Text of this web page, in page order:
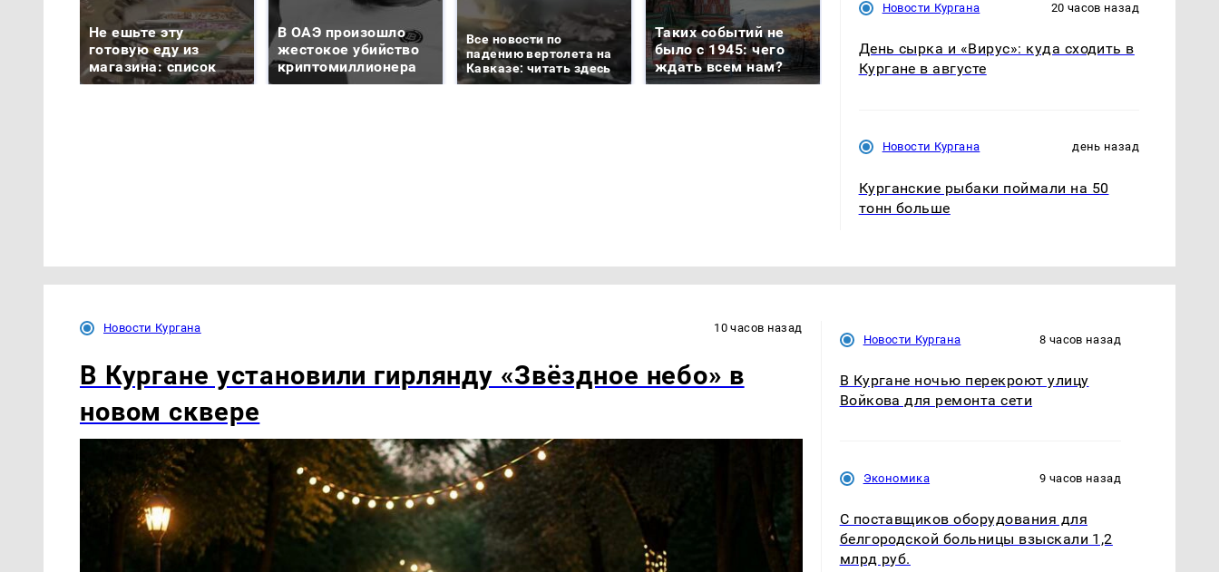
Не ешьте эту
готовую еду из
магазина: список
В ОАЭ произошло
жестокое убийство
криптомиллионера
Все новости по
падению вертолета на
Кавказе: читать здесь
Таких событий не
было с 1945: чего
ждать всем нам?
ажиотаж из-за этого
продукта: что купить?
СМИ: В Химках на
машину напали и
Новости Кургана 20 часов назад
День сырка и «Вирус»: куда сходить в
Кургане в августе
Новости Кургана день назад
Курганские рыбаки поймали на 50
тонн больше
Новости Кургана 10 часов назад
В Кургане установили гирлянду «Звёздное небо» в
новом сквере
Новости Кургана 8 часов назад
В Кургане ночью перекроют улицу
Войкова для ремонта сети
Экономика 9 часов назад
С поставщиков оборудования для
белгородской больницы взыскали 1,2
млрд руб.